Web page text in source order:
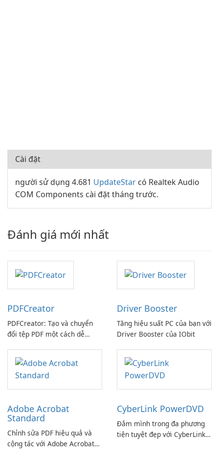
Cài đặt
người sử dụng 4.681 UpdateStar có Realtek Audio
COM Components cài đặt tháng trước.
Đánh giá mới nhất
PDFCreator
PDFCreator: Tạo và chuyển
đổi tệp PDF một cách dễ
Driver Booster
Tăng hiệu suất PC của bạn với
Driver Booster của IObit
Adobe Acrobat
Standard
Chỉnh sửa PDF hiệu quả và
cộng tác với Adobe Acrobat
CyberLink PowerDVD
Đắm mình trong đa phương
tiện tuyệt đẹp với CyberLink